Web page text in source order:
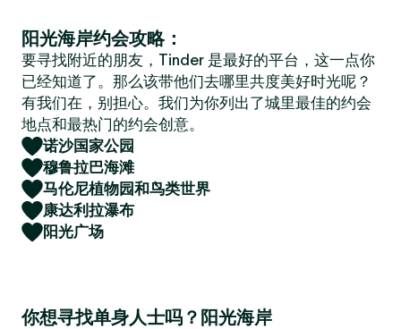
阳光海岸约会攻略：
要寻找附近的朋友，Tinder 是最好的平台，这一点你
已经知道了。那么该带他们去哪里共度美好时光呢？
有我们在，别担心。我们为你列出了城里最佳的约会
地点和最热门的约会创意。
诺沙国家公园
穆鲁拉巴海滩
马伦尼植物园和鸟类世界
康达利拉瀑布
阳光广场
你想寻找单身人士吗？阳光海岸